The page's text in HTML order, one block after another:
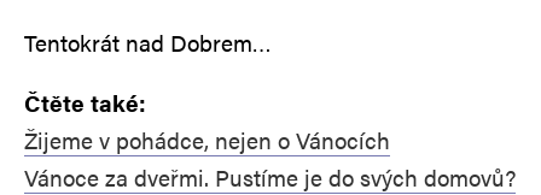
Tentokrát nad Dobrem…
Čtěte také:
Žijeme v pohádce, nejen o Vánocích
Vánoce za dveřmi. Pustíme je do svých domovů?